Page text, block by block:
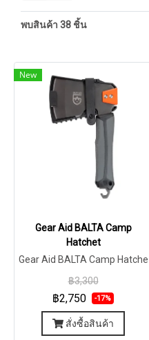
พบสินค้า 38 ชิ้น
New
Gear Aid BALTA Camp
Hatchet
Gear Aid BALTA Camp Hatche
฿3,300
฿2,750 -17%
สั่งซื้อสินค้า